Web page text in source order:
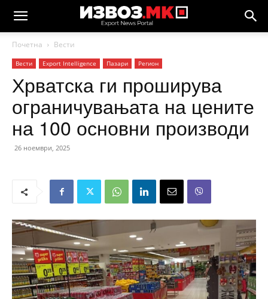
Почетна Вести
Вести Еxport Intelligence Пазари Регион
Хрватска ги проширува
ограничувањата на цените
на 100 основни производи
26 ноември, 2025